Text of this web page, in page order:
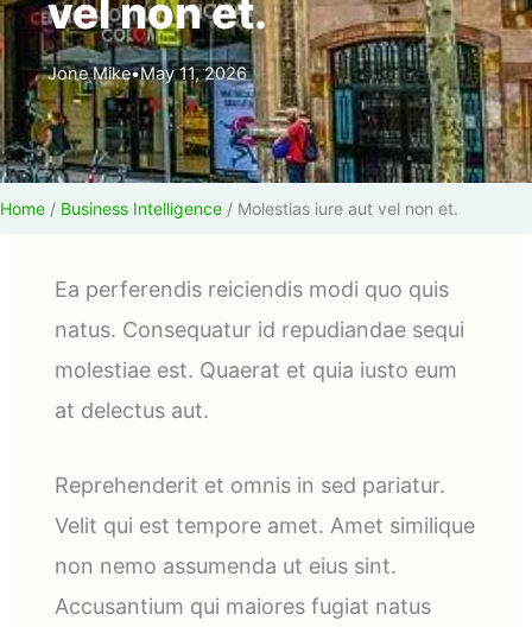
vel non et.
Jone Mike•May 11, 2026
Home / Business Intelligence / Molestias iure aut vel non et.
Ea perferendis reiciendis modi quo quis
natus. Consequatur id repudiandae sequi
molestiae est. Quaerat et quia iusto eum
at delectus aut.
Reprehenderit et omnis in sed pariatur.
Velit qui est tempore amet. Amet similique
non nemo assumenda ut eius sint.
Accusantium qui maiores fugiat natus